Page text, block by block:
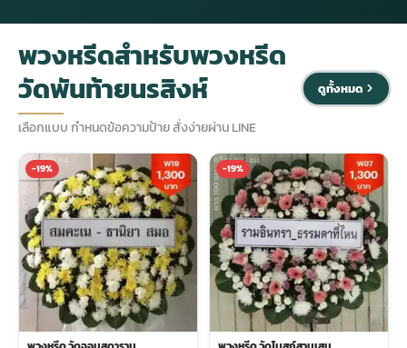
ดอกไม้งานศพ ปากคลองตลาด
ร้านดอกไม้งานศพ ใกล้ฉัน
ดอกไม้งานศพ ราคาถูก
จัดดอกไม้งานศพ ราคา
ดอกไม้งานศพ ส่งฟรี
ดอกไม้งานศพ ออนไลน์
สั่งพวงหรีด ออนไลน์
ส่งพวงหรีด ด่วน กรุงเทพ
ร้านพวงหรีด กรุงเทพ ส่งฟรี
พวงหรีด ปากคลองตลาด ราคา
พวงหรีด ส่งด่วน วันนี้
มรุ ออนไลน์
มรุ ส่งด่วน
น้าเมรุ กรุงเทพ
พวงหรีดสำหรับพวงหรีด
วัดพันท้ายนรสิงห์
เลือกแบบ กำหนดข้อความป้าย สั่งง่ายผ่าน LINE
ดูทั้งหมด
-19% -19%